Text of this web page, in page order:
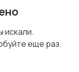
искали.
еще раз.